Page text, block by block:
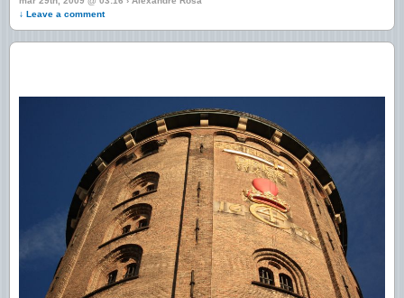
↓ Leave a comment